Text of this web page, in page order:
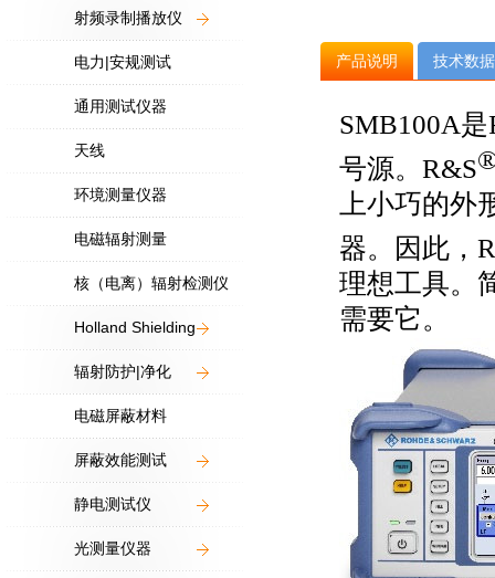
射频录制播放仪
电力|安规测试
通用测试仪器
天线
环境测量仪器
电磁辐射测量
核（电离）辐射检测仪
Holland Shielding
辐射防护|净化
电磁屏蔽材料
屏蔽效能测试
静电测试仪
光测量仪器
产品说明 技术数据
SMB100A是
号源。 R&S
上小巧的
器。因此，
理想工具。
需要它。